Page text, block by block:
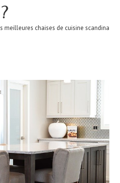
meilleures chaises de cuisine scandinave ?